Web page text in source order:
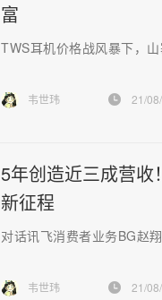
富
TWS耳机价格战风暴下，山
韦世玮 21/
5年创造近三成营
新征程
对话讯飞消费者业务BG赵
韦世玮 21/